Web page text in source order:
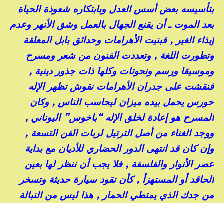
بتأسيسه بعض أسس العدل وبابتكاره شعوذة الحياة
بعد الموت ـ أن يقنع الجهال بالعمل وشق الأنهر وعدم
إيذاء الغير , فبنيت الأهرامات وحدائق بابل المعلقة
وتطورت اللغة , وتعددت الفنون من شعر ومسرح
وموسيقا ورسم ونحوتات وكلها ذات جذور دينية ,
فنقشت على جدران الأهرامات نقوش تظهر الإله
حورس يحمل بيده ميزان ليحاسب الناس , وكان
المسرح هو إعادة لخلق الإله “باخوس” اليوناني ,
ووجد الغناء من أصل الترتيل لربات الفن التسعة ,
وإن كان قد انتهى الدور الحضاري للأديان مع بداية
عصر الأنوار والفلسفة , فلا يجب أن ننظر لها بعين
الحاقد أو المستهزأ , كأن تقود سيارة حديثة وتسخر
من جدك الذي يمتطي الحمار , هذا ليس من النبالة